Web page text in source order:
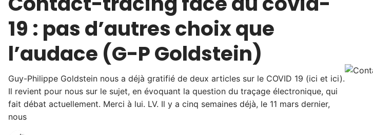
19 : pas d’autres choix que
l’audace (G-P Goldstein)
Guy-Philippe Goldstein nous a déjà gratifié de deux articles sur le COVID 19 (ici et ici).
Il revient pour nous sur le sujet, en évoquant la question du traçage électronique, qui
fait débat actuellement. Merci à lui. LV. Il y a cinq semaines déjà, le 11 mars dernier,
nous